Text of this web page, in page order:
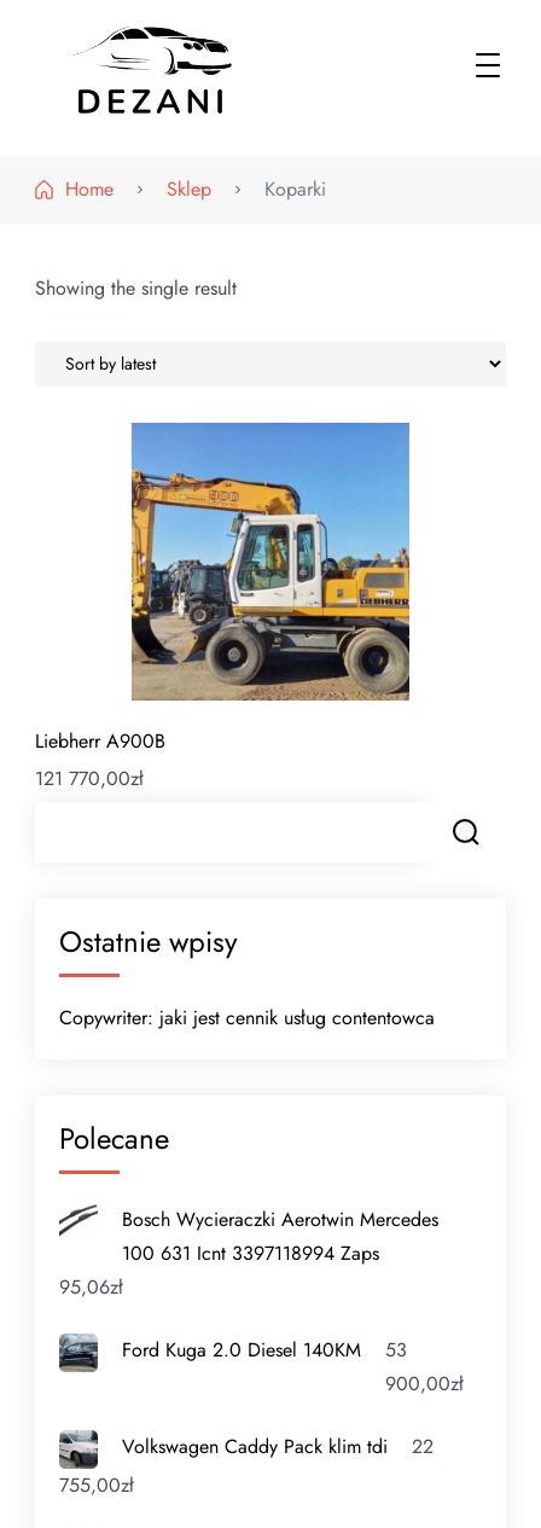
Home
Sklep Koparki
Showing the single result
Liebherr A900B
121 770,00zł
Ostatnie wpisy
Copywriter: jaki jest cennik usług contentowca
Polecane
Bosch Wycieraczki Aerotwin Mercedes
100 631 Icnt 3397118994 Zaps
95,06zł
Ford Kuga 2.0 Diesel 140KM
53
900,00zł
Volkswagen Caddy Pack klim tdi
22
755,00zł